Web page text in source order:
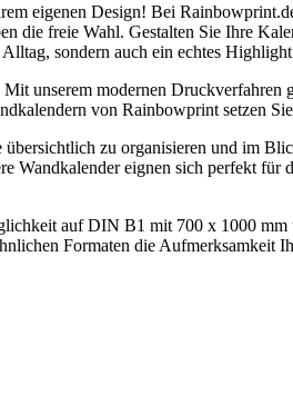
eigenen Design! Bei
die freie Wahl. Gestalten Sie Ihre
sondern auch ein echtes
unserem modernen Druckverfahren
von Rainbowprint setzen
zu organisieren und im
Wandkalender eignen sich perfekt
auf DIN B1 mit 700 x 1000
Formaten die Aufmerksamkeit